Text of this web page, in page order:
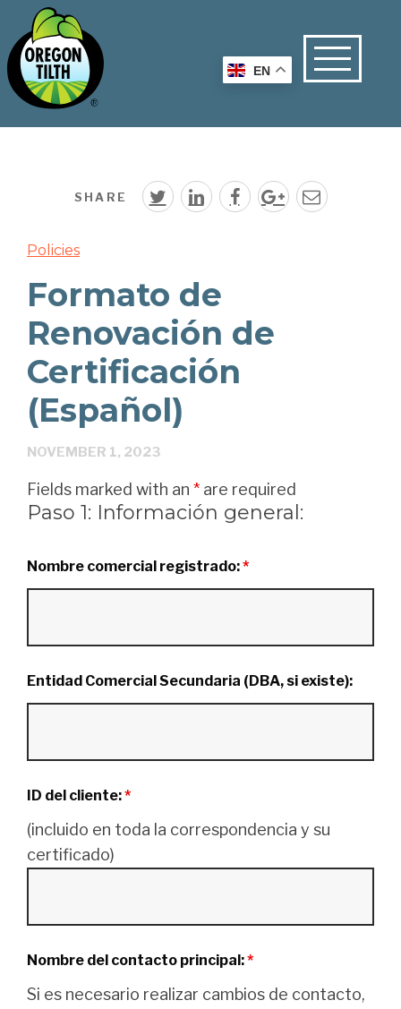
SHARE
Policies
Formato de
Renovación de
Certificación
(Español)
NOVEMBER 1, 2023
Fields marked with an * are required
Paso 1: Información general:
Nombre comercial registrado:*
Entidad Comercial Secundaria (DBA, si existe):
ID del cliente:*
(incluido en toda la correspondencia y su
certificado)
Nombre del contacto principal:*
Si es necesario realizar cambios de contacto,
EN